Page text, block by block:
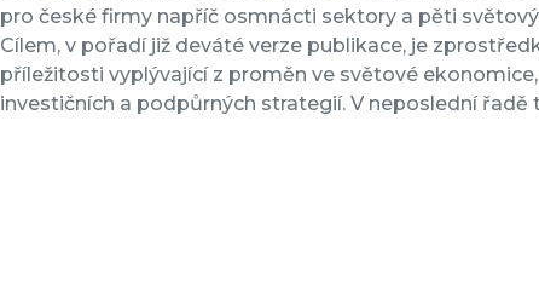
pro české firmy napříč osmnácti sektory a pěti
Cílem, v pořadí již deváté verze publikace, je
příležitosti vyplývající z proměn ve světové
investičních a podpůrných strategií. V neposlední